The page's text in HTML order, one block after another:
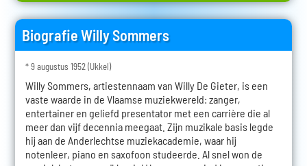
Biografie Willy Sommers
* 9 augustus 1952 (Ukkel)
Willy Sommers, artiestennaam van Willy De Gieter, is een
vaste waarde in de Vlaamse muziekwereld: zanger,
entertainer en geliefd presentator met een carrière die al
meer dan vijf decennia meegaat. Zijn muzikale basis legde
hij aan de Anderlechtse muziekacademie, waar hij
notenleer, piano en saxofoon studeerde. Al snel won de